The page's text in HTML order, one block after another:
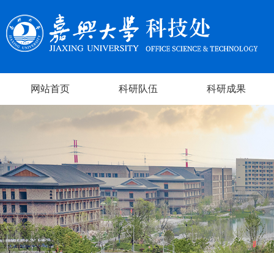
网站首页 科研队伍 科研成果